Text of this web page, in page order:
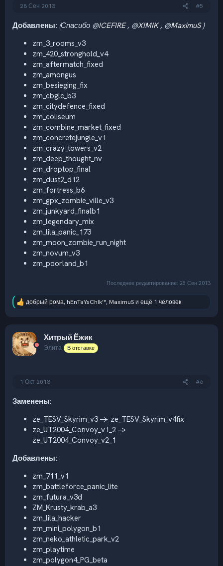
28 Сен 2013 #5
Добавлены: (Спасибо @ICEFIRE, @XIMIK, @MaximuS)
zm_3_rooms_v3
zm_420_stronghold_v4
zm_aftermatch_fixed
zm_amongus
zm_besieging_fix
zm_cbglc_b3
zm_citydefence_fixed
zm_coliseum
zm_combine_market_fixed
zm_concretejungle_v1
zm_crazy_towers_v2
zm_deep_thought_nv
zm_droptop_final
zm_dust2_d12
zm_fortress_b6
zm_gpx_zombie_ville_v3
zm_junkyard_finalb1
zm_legendary_mix
zm_lila_panic_173
zm_moon_zombie_run_night
zm_novum_v3
zm_poorland_b1
Последнее редактирование: 28 Сен 2013
Р
ц
и
и
добрый рома, hEnTaYsChIk™, MaximuSи ещё 1 человек
Хитрый Ёжик
Элита В отставке
1 Окт 2013 #6
Заменены:
ze_TESV_Skyrim_v3 -> ze_TESV_Skyrim_v4fix
ze_UT2004_Convoy_v1_2 ->
ze_UT2004_Convoy_v2_1
Добавлены:
zm_711_v1
zm_battleforce_panic_lite
zm_futura_v3d
ZM_Krusty_krab_a3
zm_lila_hacker
zm_mini_polygon_b1
zm_neko_athletic_park_v2
zm_playtime
zm_polygon4_PG_beta